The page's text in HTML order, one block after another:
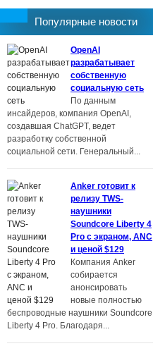
Популярные новости
OpenAI
разрабатывает
собственную
социальную сеть
По данным
инсайдеров, компания OpenAI,
создавшая ChatGPT, ведет
разработку собственной
социальной сети. Генеральный...
Anker готовит к
релизу TWS-
наушники
Soundcore Liberty 4
Pro с экраном, ANC
и ценой $129
Компания Anker
собирается
анонсировать
новые полностью
беспроводные наушники Soundcore
Liberty 4 Pro. Благодаря...